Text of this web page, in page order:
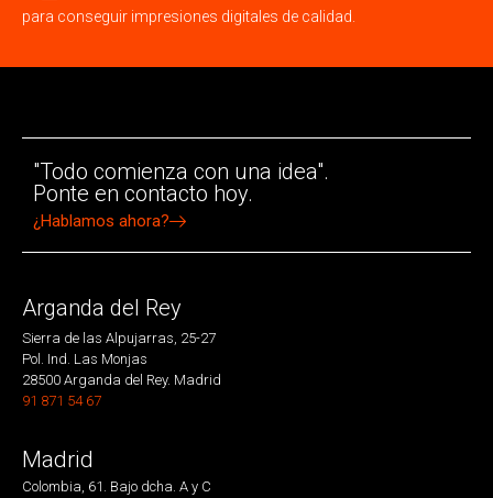
para conseguir impresiones digitales de calidad.
"Todo comienza con una idea".
Ponte en contacto hoy.
¿Hablamos ahora?
Arganda del Rey
Sierra de las Alpujarras, 25-27
Pol. Ind. Las Monjas
28500 Arganda del Rey. Madrid
91 871 54 67
Madrid
Colombia, 61. Bajo dcha. A y C